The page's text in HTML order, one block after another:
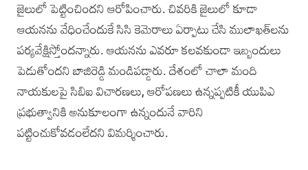
జైలులో పెట్టించిందని ఆరోపించారు. చివరికి జైలులో కూడా
ఆయనను వేధించేందుకే సిసి కెమెరాలు ఏర్పాటు చేసి ములాఖత్‌లను
పర్యవేక్షిస్తోందన్నారు. ఆయనను ఎవరూ కలవకుండా ఇబ్బందులు
పెడుతోందని బాజిరెడ్డి మండిపడ్డారు. దేశంలో చాలా మంది
నాయకులపై సిబిఐ విచారణలు, ఆరోపణలు ఉన్నప్పటికీ యుపిఎ
ప్రభుత్వానికి అనుకూలంగా ఉన్నందునే వారిని
పట్టించుకోవడంలేదని విమర్శించారు.